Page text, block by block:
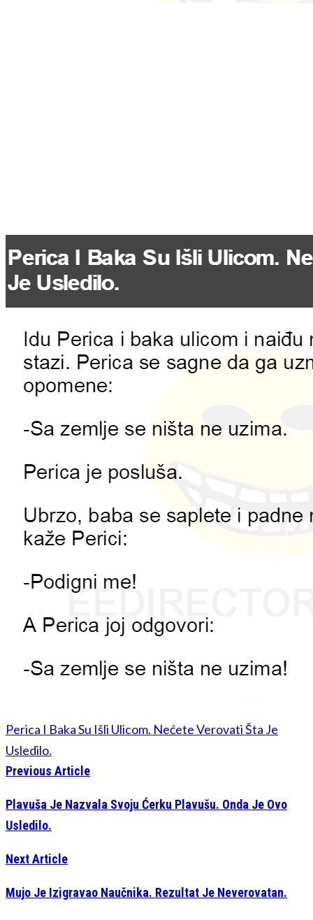
Perica I Baka Su Išli Ulicom. Nećete Verovati Šta Je
Usledilo.
Previous Article
Plavuša Je Nazvala Svoju Ćerku Plavušu. Onda Je Ovo
Usledilo.
Next Article
Mujo Je Izigravao Naučnika. Rezultat Je Neverovatan.